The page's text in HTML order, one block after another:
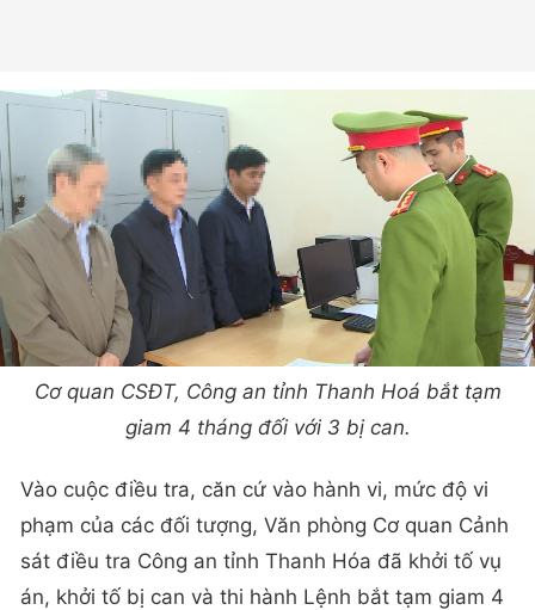
Cơ quan CSĐT, Công an tỉnh Thanh Hoá bắt tạm
giam 4 tháng đối với 3 bị can.
Vào cuộc điều tra, căn cứ vào hành vi, mức độ vi
phạm của các đối tượng, Văn phòng Cơ quan Cảnh
sát điều tra Công an tỉnh Thanh Hóa đã khởi tố vụ
án, khởi tố bị can và thi hành Lệnh bắt tạm giam 4